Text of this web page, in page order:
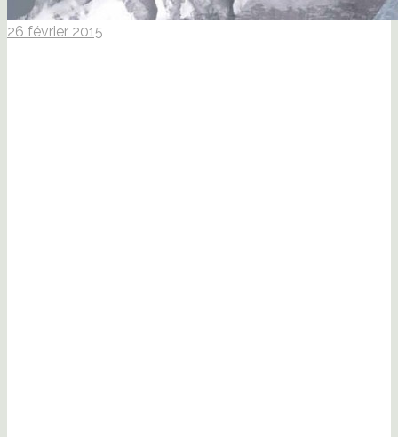
26 février 2015